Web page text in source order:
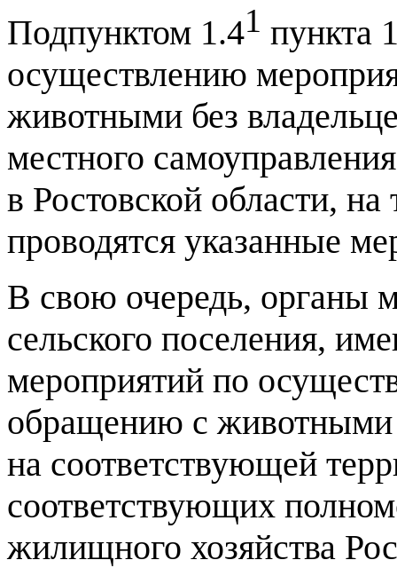
Подпунктом 1.41 пункта
осуществлению
животными без
местного
в Ростовской области,
проводятся указанные
В свою очередь, органы
сельского поселения,
мероприятий по
обращению с животными
на соответствующей
соответствующих
жилищного хозяйства